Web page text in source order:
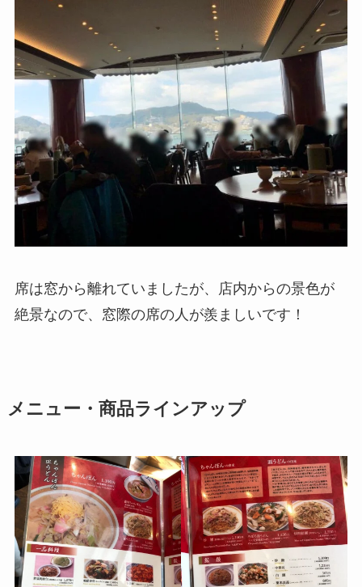
席は窓から離れていましたが、店内からの景色が
絶景なので、窓際の席の人が羨ましいです！
メニュー・商品ラインアップ